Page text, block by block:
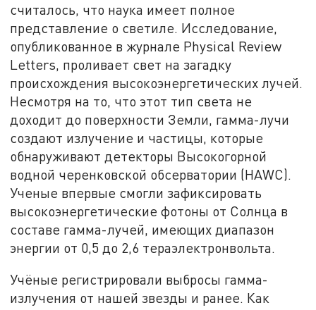
считалось, что наука имеет полное
представление о светиле. Исследование,
опубликованное в журнале Physical Review
Letters, проливает свет на загадку
происхождения высокоэнергетических лучей.
Несмотря на то, что этот тип света не
доходит до поверхности Земли, гамма-лучи
создают излучение и частицы, которые
обнаруживают детекторы Высокогорной
водной черенковской обсерватории (HAWC).
Ученые впервые смогли зафиксировать
высокоэнергетические фотоны от Солнца в
составе гамма-лучей, имеющих диапазон
энергии от 0,5 до 2,6 тераэлектронвольта.
Учёные регистрировали выбросы гамма-
излучения от нашей звезды и ранее. Как